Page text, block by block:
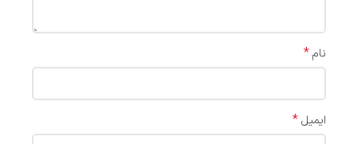
نام*
ایمیل*